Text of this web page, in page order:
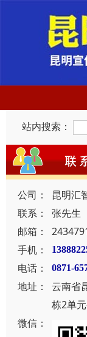
站内搜索：
公司：
昆明汇
联系：
张先生
邮箱：
手机：
电话： 0871-
地址：
云南省
栋2单
微信：